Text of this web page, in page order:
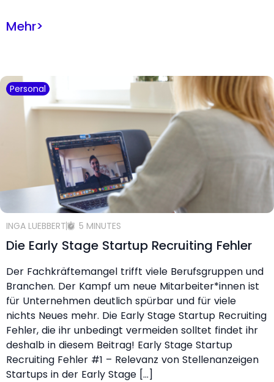
Mehr>
Personal
INGA LUEBBERT 5 MINUTES
Die Early Stage Startup Recruiting Fehler
Der Fachkräftemangel trifft viele Berufsgruppen und
Branchen. Der Kampf um neue Mitarbeiter*innen ist
für Unternehmen deutlich spürbar und für viele
nichts Neues mehr. Die Early Stage Startup Recruiting
Fehler, die ihr unbedingt vermeiden solltet findet ihr
deshalb in diesem Beitrag! Early Stage Startup
Recruiting Fehler #1 – Relevanz von Stellenanzeigen
Startups in der Early Stage […]